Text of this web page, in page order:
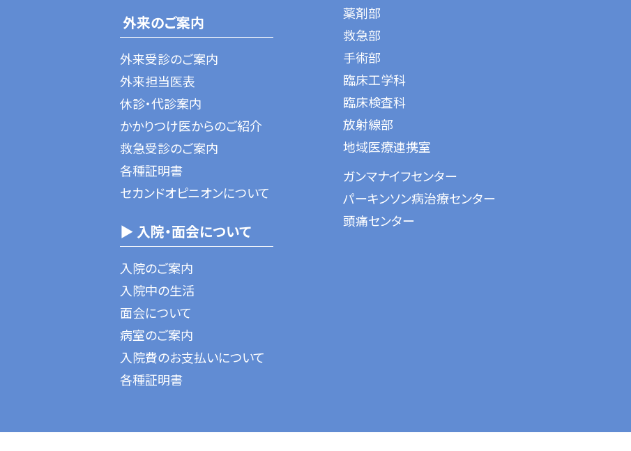
外来のご案内
外来受診のご案内
外来担当医表
休診・代診案内
かかりつけ医からのご紹介
救急受診のご案内
各種証明書
セカンドオピニオンについて
▶ 入院・面会について
入院のご案内
入院中の生活
面会について
病室のご案内
入院費のお支払いについて
各種証明書
薬剤部
救急部
手術部
臨床工学科
臨床検査科
放射線部
地域医療連携室
ガンマナイフセンター
パーキンソン病治療センター
頭痛センター